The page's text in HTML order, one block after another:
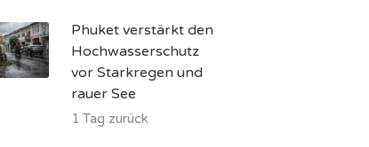
Phuket verstärkt den
Hochwasserschutz
vor Starkregen und
rauer See
1 Tag zurück